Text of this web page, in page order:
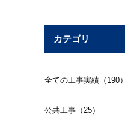
カテゴリ
全ての工事実績（190）
公共工事（25）